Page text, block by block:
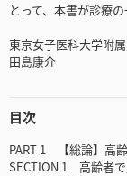
とって、本書が診療
東京女子医科大学附
田島康介
目次
PART 1 【総論】高
SECTION 1 高齢者で